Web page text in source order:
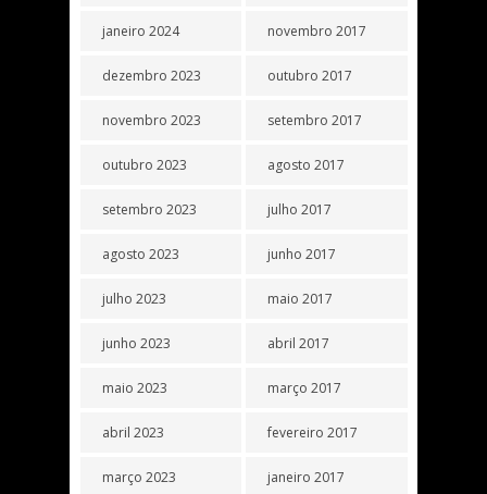
janeiro 2024
dezembro 2023
novembro 2023
outubro 2023
setembro 2023
agosto 2023
julho 2023
junho 2023
maio 2023
abril 2023
março 2023
novembro 2017
outubro 2017
setembro 2017
agosto 2017
julho 2017
junho 2017
maio 2017
abril 2017
março 2017
fevereiro 2017
janeiro 2017